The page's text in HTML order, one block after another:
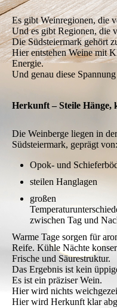
Es gibt Weinregionen, die
Und es gibt Regionen, die
Die Südsteiermark gehört
Hier entstehen Weine mit
Energie.
Und genau diese
Herkunft – Steile Hänge,
Die Weinberge liegen in der
Südsteiermark, geprägt von:
Opok- und
steilen Hanglagen
großen
zwischen Tag und
Warme Tage sorgen für
Reife. Kühle Nächte
Frische und Säurestruktur.
Das Ergebnis ist kein
Es ist ein präziser Wein.
Hier wird nichts
Hier wird Herkunft klar